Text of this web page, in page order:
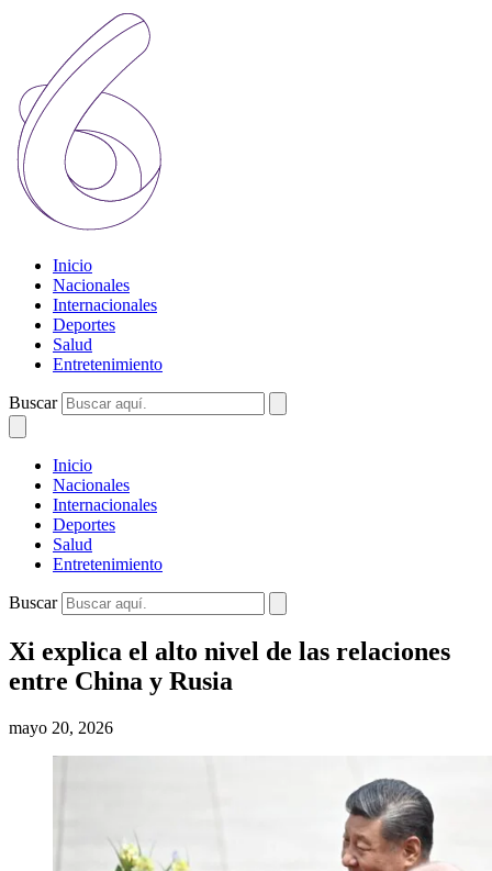
Inicio
Nacionales
Internacionales
Deportes
Salud
Entretenimiento
Buscar
Inicio
Nacionales
Internacionales
Deportes
Salud
Entretenimiento
Buscar
Xi explica el alto nivel de las relaciones
entre China y Rusia
mayo 20, 2026